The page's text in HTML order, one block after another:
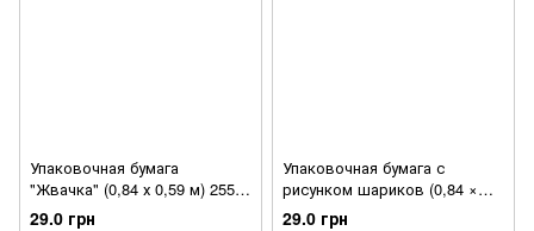
Упаковочная бумага
"Жвачка" (0,84 х 0,59 м) 255-
3122
29.0 грн
Упаковочная бумага с
рисунком шариков (0,84 ×
0,59 м) 255-3207
29.0 грн